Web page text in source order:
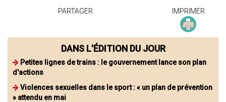
PARTAGER IMPRIMER
DANS L'ÉDITION DU JOUR
Petites lignes de trains : le gouvernement lance son plan
d'actions
Violences sexuelles dans le sport : « un plan de prévention
» attendu en mai